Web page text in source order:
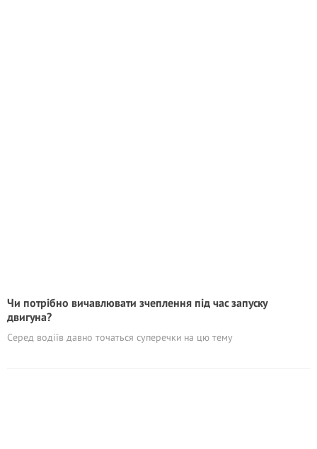
Чи потрібно вичавлювати зчеплення під час запуску
двигуна?
Серед водіїв давно точаться суперечки на цю тему